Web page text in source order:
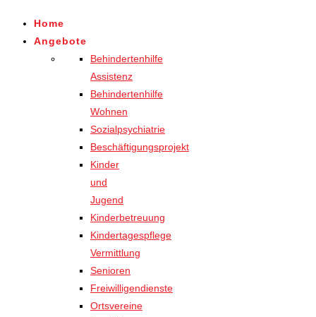
Home
Angebote
Behindertenhilfe
Assistenz
Behindertenhilfe
Wohnen
Sozialpsychiatrie
Beschäftigungsprojekt
Kinder
und
Jugend
Kinderbetreuung
Kindertagespflege
Vermittlung
Senioren
Freiwilligendienste
Ortsvereine